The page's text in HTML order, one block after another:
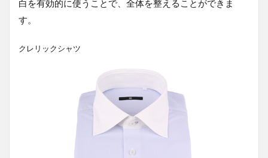
白を有効的に使うことで、全体を整えることができま
す。
クレリックシャツ